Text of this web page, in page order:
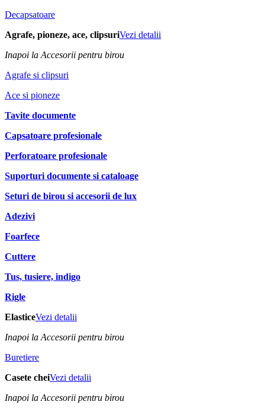
Decapsatoare
Agrafe, pioneze, ace, clipsuriVezi detalii
Inapoi la Accesorii pentru birou
Agrafe si clipsuri
Ace si pioneze
Tavite documente
Capsatoare profesionale
Perforatoare profesionale
Suporturi documente si cataloage
Seturi de birou si accesorii de lux
Adezivi
Foarfece
Cuttere
Tus, tusiere, indigo
Rigle
ElasticeVezi detalii
Inapoi la Accesorii pentru birou
Buretiere
Casete cheiVezi detalii
Inapoi la Accesorii pentru birou